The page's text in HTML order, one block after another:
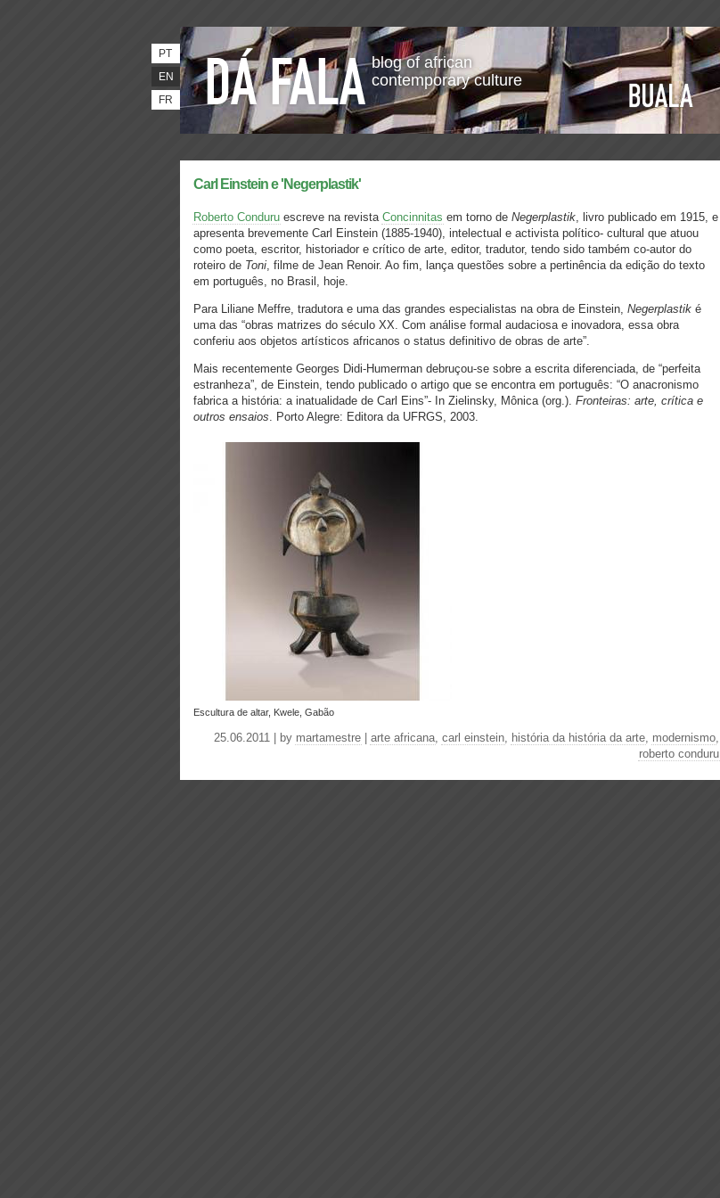
blog of african
contemporary culture
PT
EN
FR
Carl Einstein e 'Negerplastik'
Roberto Conduru escreve na revista Concinnitas em torno de Negerplastik, livro publicado em 1915, e
apresenta brevemente Carl Einstein (1885-1940), intelectual e activista político- cultural que atuou
como poeta, escritor, historiador e crítico de arte, editor, tradutor, tendo sido também co-autor do
roteiro de Toni, filme de Jean Renoir. Ao fim, lança questões sobre a pertinência da edição do texto
em português, no Brasil, hoje.
Para Liliane Meffre, tradutora e uma das grandes especialistas na obra de Einstein, Negerplastik é
uma das “obras matrizes do século XX. Com análise formal audaciosa e inovadora, essa obra
conferiu aos objetos artísticos africanos o status definitivo de obras de arte”.
Mais recentemente Georges Didi-Humerman debruçou-se sobre a escrita diferenciada, de “perfeita
estranheza”, de Einstein, tendo publicado o artigo que se encontra em português: “O anacronismo
fabrica a história: a inatualidade de Carl Eins”- In Zielinsky, Mônica (org.). Fronteiras: arte, crítica e
outros ensaios. Porto Alegre: Editora da UFRGS, 2003.
escultura de altar, Kwele, Gabão
25.06.2011 | by martamestre arte africana, carl einstein, história da história da arte, modernismo,
roberto conduru